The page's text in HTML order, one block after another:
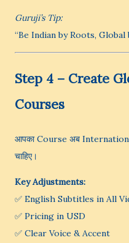
Guruji’s Tip:
“Be Indian by Roots, Global
Step 4 – Create
Courses
आपका Course अब
चाहिए।
Key Adjustments:
✅ English Subtitles in All
✅ Pricing in USD
✅ Clear Voice & Accent